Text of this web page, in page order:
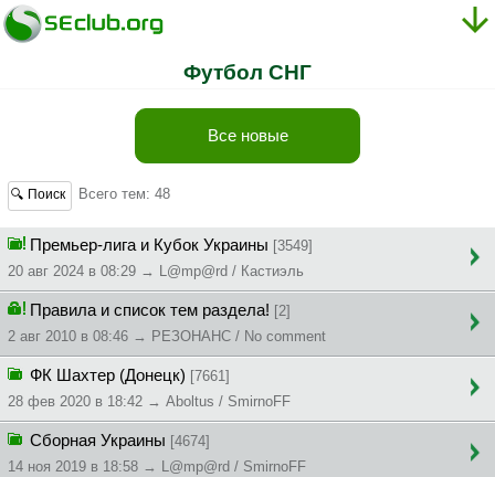
Футбол СНГ
Все новые
🔍 Поиск Всего тем: 48
Премьер-лига и Кубок Украины [3549]
20 авг 2024 в 08:29 → L@mp@rd / Кастиэль
Правила и список тем раздела! [2]
2 авг 2010 в 08:46 → РЕЗОНАНС / No comment
ФК Шахтер (Донецк) [7661]
28 фев 2020 в 18:42 → Aboltus / SmirnoFF
Сборная Украины [4674]
14 ноя 2019 в 18:58 → L@mp@rd / SmirnoFF